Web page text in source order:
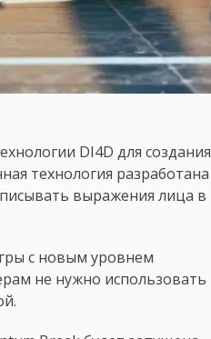
DI4D для создания
технология разработана
выражения лица в
с новым уровнем
не нужно использовать